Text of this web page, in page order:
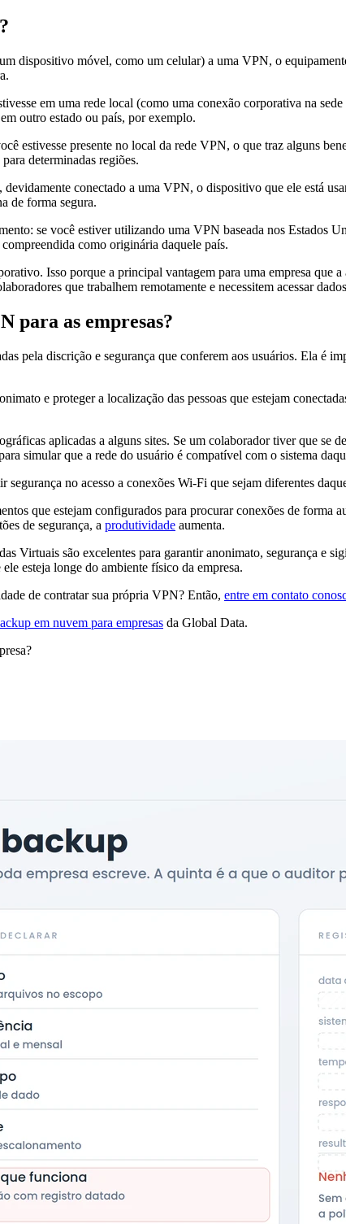
dispositivo móvel, como um celular) a uma VPN, o
em uma rede local (como uma conexão corporativa na
outro estado ou país, por exemplo.
estivesse presente no local da rede VPN, o que traz alguns
determinadas regiões.
conectado a uma VPN, o dispositivo que ele está
de forma segura.
se você estiver utilizando uma VPN baseada nos Estados
como originária daquele país.
Isso porque a principal vantagem para uma empresa que
que trabalhem remotamente e necessitem acessar
para as empresas?
pela discrição e segurança que conferem aos usuários. Ela é
e proteger a localização das pessoas que estejam
aplicadas a alguns sites. Se um colaborador tiver que se
simular que a rede do usuário é compatível com o sistema
no acesso a conexões Wi-Fi que sejam diferentes
que estejam configurados para procurar conexões de
de segurança, a produtividade aumenta.
Virtuais são excelentes para garantir anonimato, segurança e
esteja longe do ambiente físico da empresa.
de contratar sua própria VPN? Então, entre em contato
em nuvem para empresas da Global Data.